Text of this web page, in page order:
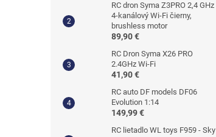
RC dron Syma Z3PRO 2,4 GHz
4-kanálový Wi-Fi čierny,
brushless motor
89,90 €
RC Dron Syma X26 PRO
2.4GHz Wi-Fi
41,90 €
RC auto DF models DF06
Evolution 1:14
149,99 €
RC lietadlo WL toys F959 - Sky